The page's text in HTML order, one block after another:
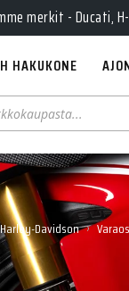
merkit - Ducati,
HAKUKONE
Harley-Davidson ›